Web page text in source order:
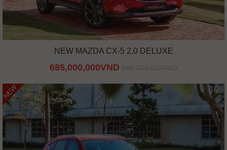
NEW MAZDA CX-5 2.0 DELUXE
685,000,000VND
NEW